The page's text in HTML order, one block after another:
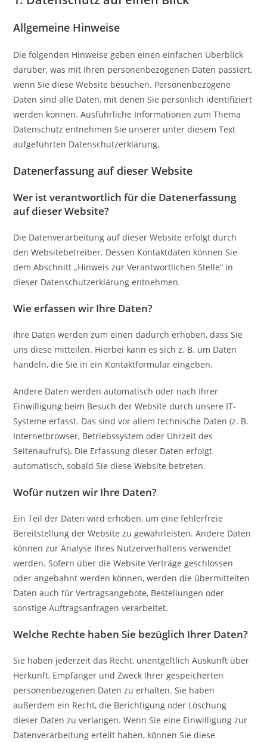
Allgemeine Hinweise
Die folgenden Hinweise geben einen einfachen Überblick
darüber, was mit Ihren personenbezogenen Daten passiert,
wenn Sie diese Website besuchen. Personenbezogene
Daten sind alle Daten, mit denen Sie persönlich identifiziert
werden können. Ausführliche Informationen zum Thema
Datenschutz entnehmen Sie unserer unter diesem Text
aufgeführten Datenschutzerklärung.
Datenerfassung auf dieser Website
Wer ist verantwortlich für die Datenerfassung
auf dieser Website?
Die Datenverarbeitung auf dieser Website erfolgt durch
den Websitebetreiber. Dessen Kontaktdaten können Sie
dem Abschnitt „Hinweis zur Verantwortlichen Stelle“ in
dieser Datenschutzerklärung entnehmen.
Wie erfassen wir Ihre Daten?
Ihre Daten werden zum einen dadurch erhoben, dass Sie
uns diese mitteilen. Hierbei kann es sich z. B. um Daten
handeln, die Sie in ein Kontaktformular eingeben.
Andere Daten werden automatisch oder nach Ihrer
Einwilligung beim Besuch der Website durch unsere IT-
Systeme erfasst. Das sind vor allem technische Daten (z. B.
Internetbrowser, Betriebssystem oder Uhrzeit des
Seitenaufrufs). Die Erfassung dieser Daten erfolgt
automatisch, sobald Sie diese Website betreten.
Wofür nutzen wir Ihre Daten?
Ein Teil der Daten wird erhoben, um eine fehlerfreie
Bereitstellung der Website zu gewährleisten. Andere Daten
können zur Analyse Ihres Nutzerverhaltens verwendet
werden. Sofern über die Website Verträge geschlossen
oder angebahnt werden können, werden die übermittelten
Daten auch für Vertragsangebote, Bestellungen oder
sonstige Auftragsanfragen verarbeitet.
Welche Rechte haben Sie bezüglich Ihrer Daten?
Sie haben jederzeit das Recht, unentgeltlich Auskunft über
Herkunft, Empfänger und Zweck Ihrer gespeicherten
personenbezogenen Daten zu erhalten. Sie haben
außerdem ein Recht, die Berichtigung oder Löschung
dieser Daten zu verlangen. Wenn Sie eine Einwilligung zur
Datenverarbeitung erteilt haben, können Sie diese